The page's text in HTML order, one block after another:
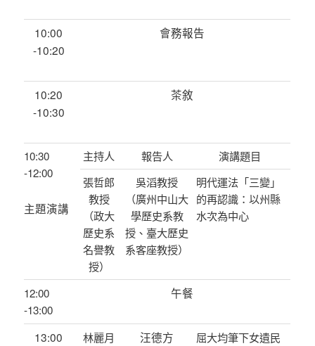
10:00
-10:20
會務報告
10:20
-10:30
茶敘
10:30
-12:00
主題演講
主持人 報告人
演講題目
張哲郎
教授
（政大
歷史系
名譽教
授）
吳滔教授
（廣州中山大
學歷史系教
授、臺大歷史
系客座教授）
明代運法「三變」
的再認識：以州縣
水次為中心
12:00
-13:00
午餐
13:00
林麗月
汪德方
屈大均筆下女遺民